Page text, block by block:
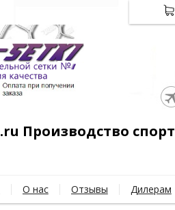
Производство
О нас Отзывы Дилерам